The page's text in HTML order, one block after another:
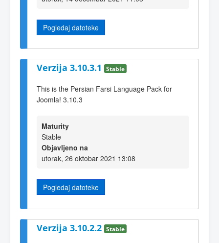
Pogledaj datoteke
Verzija 3.10.3.1 Stable
This is the Persian Farsi Language Pack for
Joomla! 3.10.3
Maturity
Stable
Objavljeno na
utorak, 26 oktobar 2021 13:08
Pogledaj datoteke
Verzija 3.10.2.2 Stable